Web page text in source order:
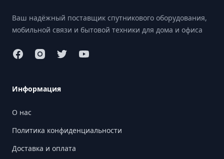
Ваш надёжный поставщик спутникового оборудования,
мобильной связи и бытовой техники для дома и офиса
Информация
О нас
Политика конфиденциальности
Доставка и оплата